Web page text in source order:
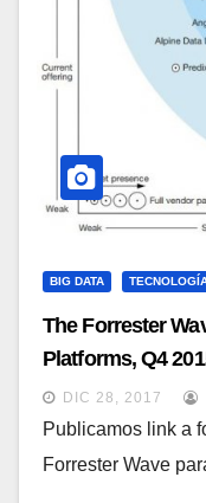
BIG DATA
The Forrester
Platforms, Q4
DIC 28, 2017
Publicamos link a
Forrester Wave